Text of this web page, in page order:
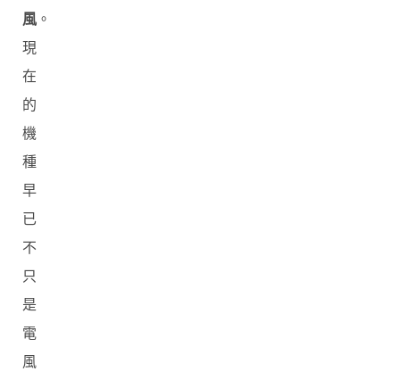
風 。
現
在
的
機
種
早
已
不
只
是
電
風